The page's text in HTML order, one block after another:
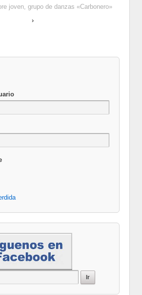
joven, grupo de danzas «Carbonero»
›